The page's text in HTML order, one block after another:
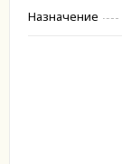
Назначение